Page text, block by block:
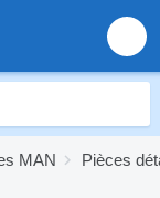
MAN Pièces